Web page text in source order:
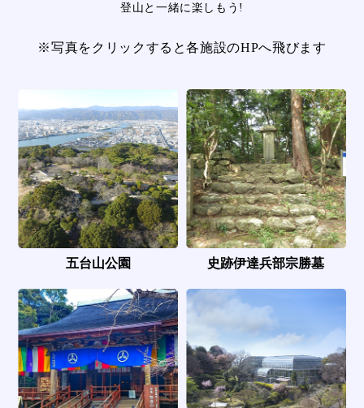
登山と一緒に楽しもう!
※写真をクリックすると各施設のHPへ飛びます
五台山公園 史跡伊達兵部宗勝墓